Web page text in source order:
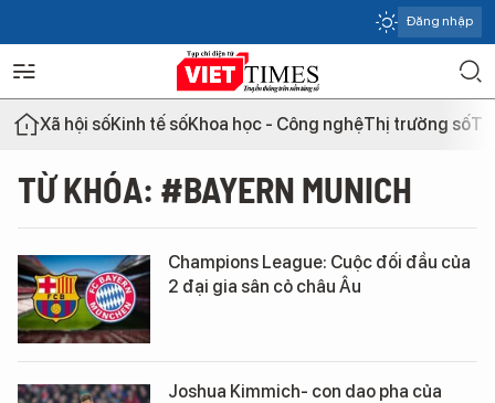
Đăng nhập
Xã hội sốKinh tế sốKhoa học - Công nghệThị trường số
TỪ KHÓA: #BAYERN MUNICH
Champions League: Cuộc đối đầu của
2 đại gia sân cỏ châu Âu
Joshua Kimmich- con dao pha của